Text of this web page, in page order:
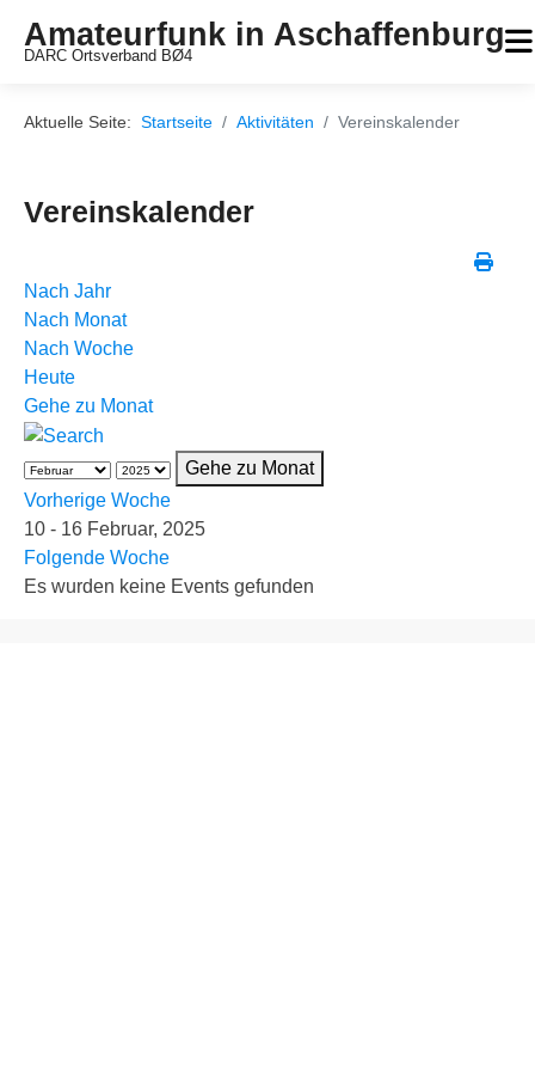
Amateurfunk in Aschaffenburg
DARC Ortsverband BØ4
Aktuelle Seite: Startseite Aktivitäten Vereinskalender
Vereinskalender
Nach Jahr
Nach Monat
Nach Woche
Heute
Gehe zu Monat
Gehe zu Monat
Vorherige Woche
10 - 16 Februar, 2025
Folgende Woche
Es wurden keine Events gefunden